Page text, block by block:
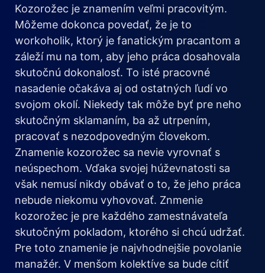
Kozorožec je znamením veľmi pracovitým.
Môžeme dokonca povedať, že je to
workoholik, ktorý je fanatickým pracantom a
záleží mu na tom, aby jeho práca dosahovala
skutočnú dokonalosť. To isté pracovné
nasadenie očakáva aj od ostatných ľudí vo
svojom okolí. Niekedy tak môže byť pre neho
skutočným sklamaním, ba až utrpením,
pracovať s nezodpovedným človekom.
Znamenie kozorožec sa nevie vyrovnať s
neúspechom. Vďaka svojej húževnatosti sa
však nemusí nikdy obávať o to, že jeho práca
nebude niekomu vyhovovať. Znmenie
kozorožec je pre každého zamestnávateľa
skutočným pokladom, ktorého si chcú udržať.
Pre toto znamenie je najvhodnejšie povolanie
manažér. V menšom kolektíve sa bude cítiť